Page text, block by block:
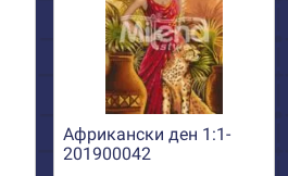
Африкански ден 1:1-
201900042